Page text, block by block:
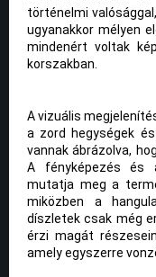
történelmi
ugyanakkor mélyen
mindenért voltak
korszakban.
A vizuális
a zord hegységek
vannak ábrázolva,
A fényképezés és
mutatja meg a
miközben a
díszletek csak még
érzi magát
amely egyszerre